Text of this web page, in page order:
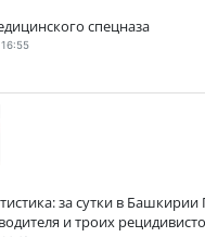
спецназа
за сутки в
и троих